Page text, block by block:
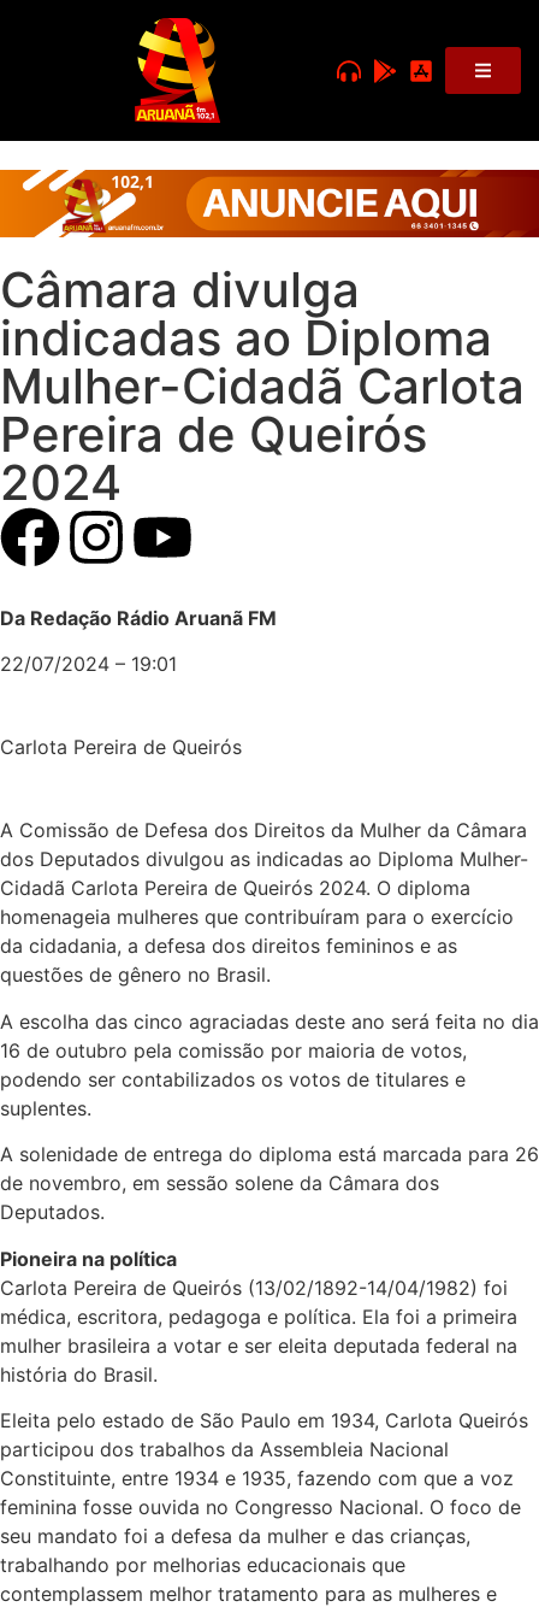
Câmara divulga
indicadas ao Diploma
Mulher-Cidadã Carlota
Pereira de Queirós
2024
Da Redação Rádio Aruanã FM
22/07/2024 – 19:01
Carlota Pereira de Queirós
A Comissão de Defesa dos Direitos da Mulher da Câmara
dos Deputados divulgou as indicadas ao Diploma Mulher-
Cidadã Carlota Pereira de Queirós 2024. O diploma
homenageia mulheres que contribuíram para o exercício
da cidadania, a defesa dos direitos femininos e as
questões de gênero no Brasil.
A escolha das cinco agraciadas deste ano será feita no dia
16 de outubro pela comissão por maioria de votos,
podendo ser contabilizados os votos de titulares e
suplentes.
A solenidade de entrega do diploma está marcada para 26
de novembro, em sessão solene da Câmara dos
Deputados.
Pioneira na política
Carlota Pereira de Queirós (13/02/1892-14/04/1982) foi
médica, escritora, pedagoga e política. Ela foi a primeira
mulher brasileira a votar e ser eleita deputada federal na
história do Brasil.
Eleita pelo estado de São Paulo em 1934, Carlota Queirós
participou dos trabalhos da Assembleia Nacional
Constituinte, entre 1934 e 1935, fazendo com que a voz
feminina fosse ouvida no Congresso Nacional. O foco de
seu mandato foi a defesa da mulher e das crianças,
trabalhando por melhorias educacionais que
contemplassem melhor tratamento para as mulheres e